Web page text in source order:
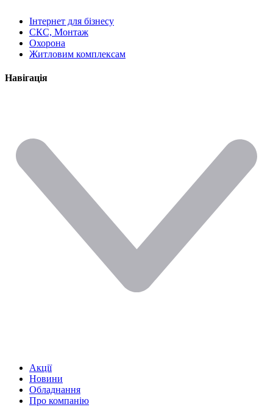
Інтернет для бізнесу
СКС, Монтаж
Охорона
Житловим комплексам
Навігація
Акції
Новини
Обладнання
Про компанію